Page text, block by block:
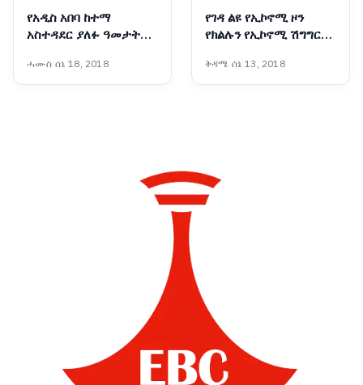
የአዲስ አበባ ከተማ
አስተዳደር ያለፉ ዓመታት
እስከ ልማት ተኮር የበጀት
ሽግግር
ሓሙስ ሰኔ 18, 2018
የገዳ ልዩ የኢኮኖሚ ዞን
የክልሉን የኢኮኖሚ ሽግግር
ተወዳዳሪነት የመለወጥ
ሚናውን እየተወጣ ነው፡-
ቅዳሜ ሰኔ 13, 2018